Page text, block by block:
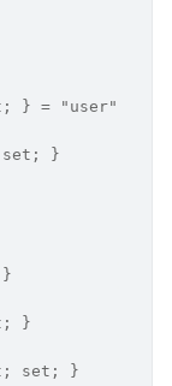
= "user";//
}
}
set; }